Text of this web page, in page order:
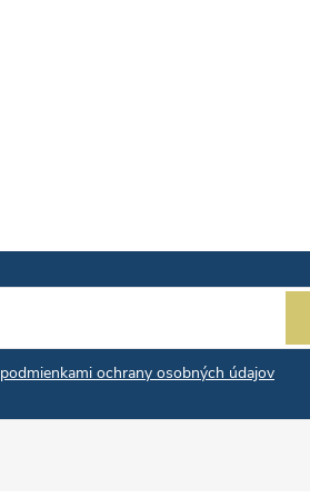
podmienkami ochrany osobných údajov